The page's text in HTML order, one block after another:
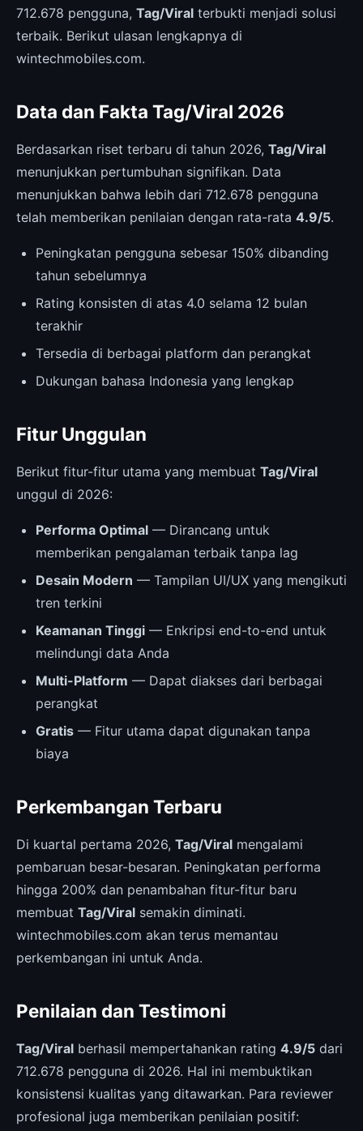
712.678 pengguna, Tag/Viral terbukti menjadi solusi
terbaik. Berikut ulasan lengkapnya di
wintechmobiles.com.
Data dan Fakta Tag/Viral 2026
Berdasarkan riset terbaru di tahun 2026, Tag/Viral
menunjukkan pertumbuhan signifikan. Data
menunjukkan bahwa lebih dari 712.678 pengguna
telah memberikan penilaian dengan rata-rata 4.9/5.
Peningkatan pengguna sebesar 150% dibanding
tahun sebelumnya
Rating konsisten di atas 4.0 selama 12 bulan
terakhir
Tersedia di berbagai platform dan perangkat
Dukungan bahasa Indonesia yang lengkap
Fitur Unggulan
Berikut fitur-fitur utama yang membuat Tag/Viral
unggul di 2026:
Performa Optimal — Dirancang untuk
memberikan pengalaman terbaik tanpa lag
Desain Modern — Tampilan UI/UX yang mengikuti
tren terkini
Keamanan Tinggi — Enkripsi end-to-end untuk
melindungi data Anda
Multi-Platform — Dapat diakses dari berbagai
perangkat
Gratis — Fitur utama dapat digunakan tanpa
biaya
Perkembangan Terbaru
Di kuartal pertama 2026, Tag/Viral mengalami
pembaruan besar-besaran. Peningkatan performa
hingga 200% dan penambahan fitur-fitur baru
membuat Tag/Viral semakin diminati.
wintechmobiles.com akan terus memantau
perkembangan ini untuk Anda.
Penilaian dan Testimoni
Tag/Viral berhasil mempertahankan rating 4.9/5 dari
712.678 pengguna di 2026. Hal ini membuktikan
konsistensi kualitas yang ditawarkan. Para reviewer
profesional juga memberikan penilaian positif: